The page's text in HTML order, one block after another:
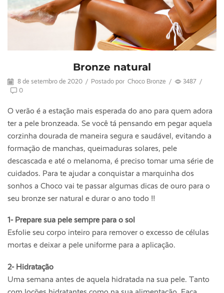
Bronze natural
8 de setembro de 2020 / Postado por Choco Bronze / 3487 /
0
O verão é a estação mais esperada do ano para quem adora
ter a pele bronzeada. Se você tá pensando em pegar aquela
corzinha dourada de maneira segura e saudável, evitando a
formação de manchas, queimaduras solares, pele
descascada e até o melanoma, é preciso tomar uma série de
cuidados. Para te ajudar a conquistar a marquinha dos
sonhos a Choco vai te passar algumas dicas de ouro para o
seu bronze ser natural e durar o ano todo !!
1- Prepare sua pele sempre para o sol
Esfolie seu corpo inteiro para remover o excesso de células
mortas e deixar a pele uniforme para a aplicação.
2- Hidratação
Uma semana antes de aquela hidratada na sua pele. Tanto